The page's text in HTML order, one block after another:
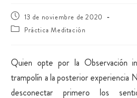
13 de noviembre de 2020
Práctica Meditación
Quien opte por la Observación
trampolín a la posterior experiencia
desconectar primero los